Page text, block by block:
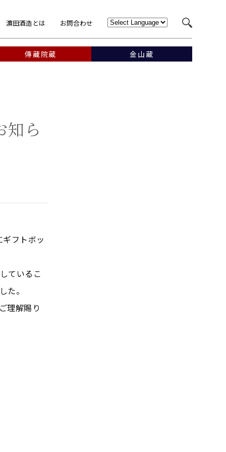
濵田酒造とは お問合わせ
傳藏院蔵 金山蔵
知ら
フトボッ
ているこ
た。
理解賜り